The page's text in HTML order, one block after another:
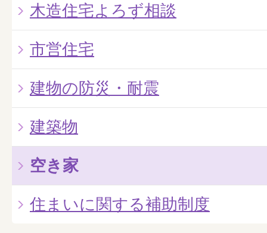
木造住宅よろず相談
市営住宅
建物の防災・耐震
建築物
空き家
住まいに関する補助制度